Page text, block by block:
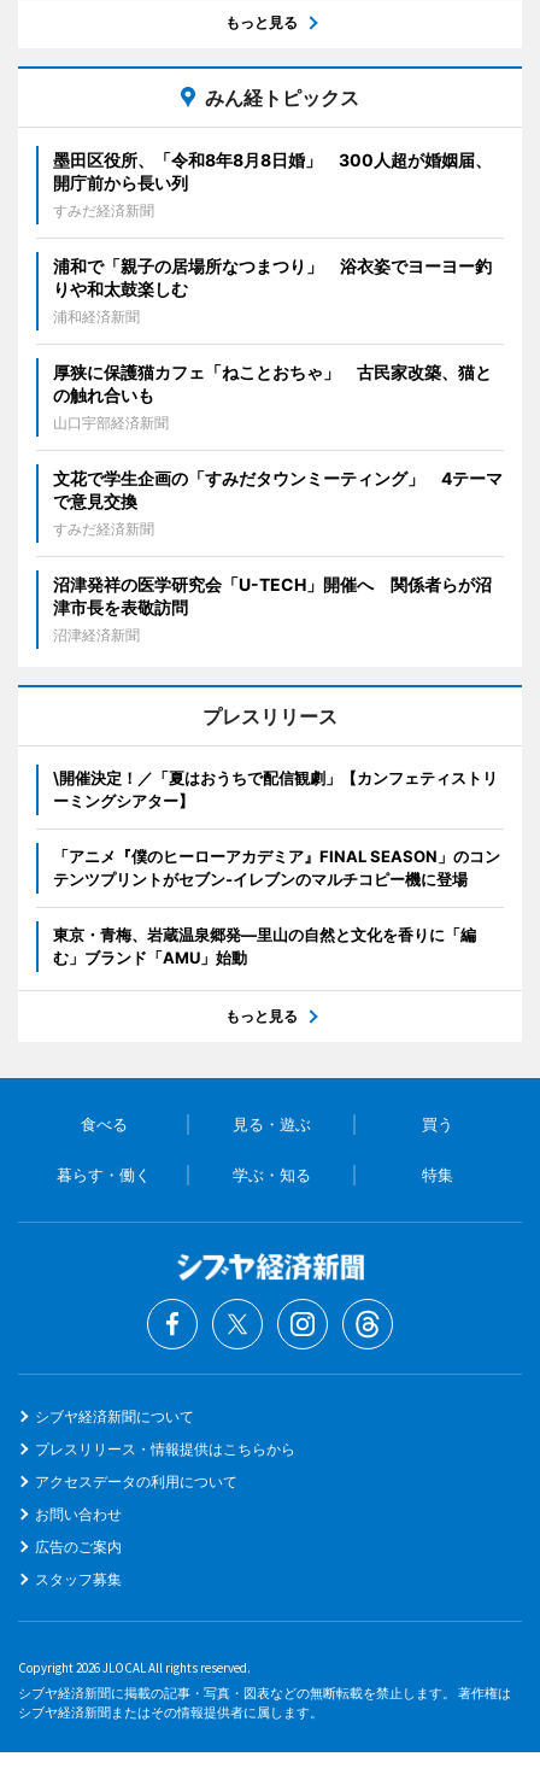
もっと見る
みん経トピックス
墨田区役所、「令和8年8月8日婚」 300人超が婚姻届、
開庁前から長い列
すみだ経済新聞
浦和で「親子の居場所なつまつり」 浴衣姿でヨーヨー釣
りや和太鼓楽しむ
浦和経済新聞
厚狭に保護猫カフェ「ねことおちゃ」 古民家改築、猫と
の触れ合いも
山口宇部経済新聞
文花で学生企画の「すみだタウンミーティング」 4テーマ
で意見交換
すみだ経済新聞
沼津発祥の医学研究会「U-TECH」開催へ 関係者らが沼
津市長を表敬訪問
沼津経済新聞
プレスリリース
\開催決定！／「夏はおうちで配信観劇」【カンフェティストリ
ーミングシアター】
「アニメ『僕のヒーローアカデミア』FINAL SEASON」のコン
テンツプリントがセブン‐イレブンのマルチコピー機に登場
東京・青梅、岩蔵温泉郷発―里山の自然と文化を香りに「編
む」ブランド「AMU」始動
もっと見る
食べる 見る・遊ぶ 買う
暮らす・働く 学ぶ・知る 特集
シブヤ経済新聞について
プレスリリース・情報提供はこちらから
アクセスデータの利用について
お問い合わせ
広告のご案内
スタッフ募集
Copyright 2026 JLOCAL All rights reserved.
シブヤ経済新聞に掲載の記事・写真・図表などの無断転載を禁止します。 著作権は
シブヤ経済新聞またはその情報提供者に属します。